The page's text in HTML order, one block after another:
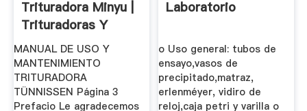
Trituradora Minyu |
Trituradoras Y
Molinos
MANUAL DE USO Y
MANTENIMIENTO
TRITURADORA
TÜNNISSEN Página 3
Prefacio Le agradecemos
Laboratorio
o Uso general: tubos de
ensayo,vasos de
precipitado,matraz,
erlenméyer, vidiro de
reloj,caja petri y varilla o